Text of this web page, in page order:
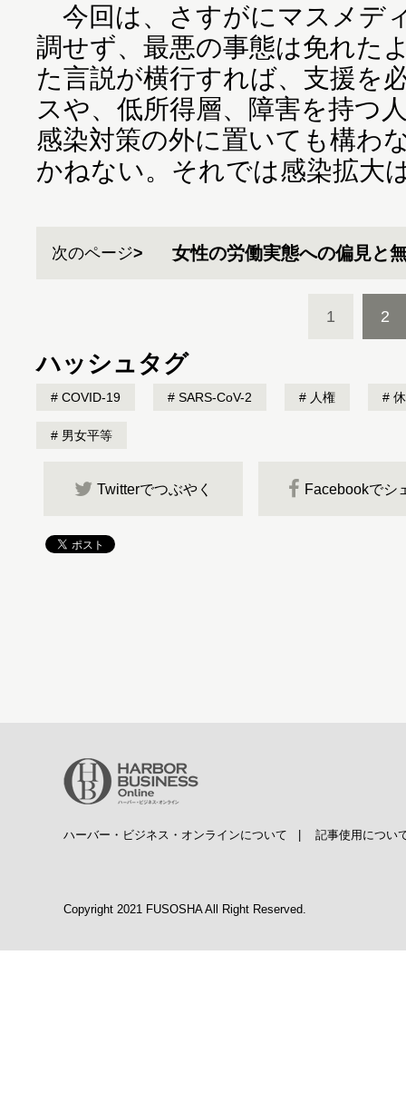
今回は、さすがにマスメデ
調せず、最悪の事態は免れた
た言説が横行すれば、支援を
スや、低所得層、障害を持つ
感染対策の外に置いても構わ
かねない。それでは感染拡大
次のページ 女性の労働実態への偏見と
1 2
ハッシュタグ
COVID-19 SARS-CoV-2 人権
男女平等
Twitterでつぶやく Facebookでシ
ハーバー・ビジネス・オンラインについて 記事使用につい
Copyright 2021 FUSOSHA All Right Reserved.